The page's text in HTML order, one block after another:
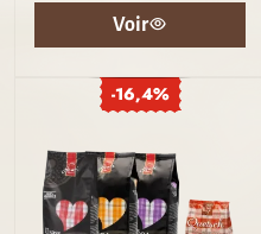
Voir
-16,4%